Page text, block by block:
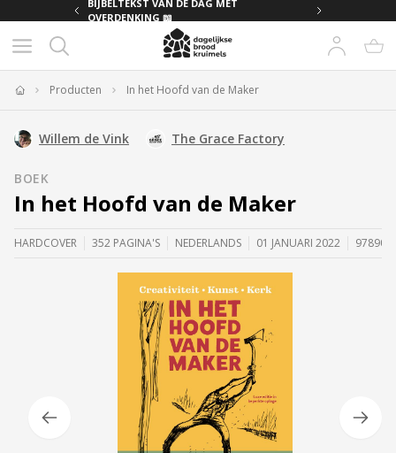
BIJBELTEKST VAN DE DAG MET
OVERDENKING 📖
Producten In het Hoofd van de Maker
Willem de Vink The Grace Factory
BOEK
In het Hoofd van de Maker
HARDCOVER 352 PAGINA'S NEDERLANDS 01 JANUARI 2022